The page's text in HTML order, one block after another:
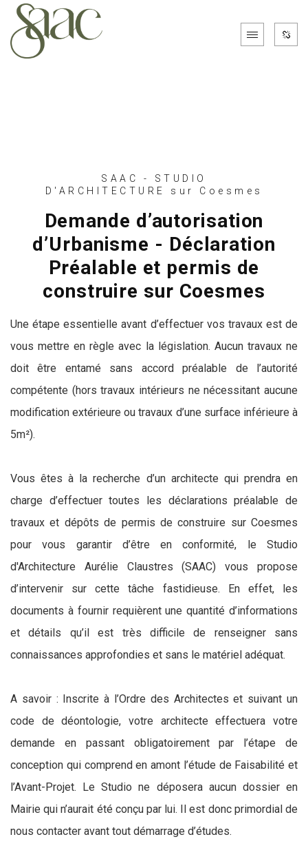
SAAC - STUDIO
D'ARCHITECTURE sur Coesmes
Demande d’autorisation
d’Urbanisme - Déclaration
Préalable et permis de
construire sur Coesmes
Une étape essentielle avant d’effectuer vos travaux est de
vous mettre en règle avec la législation. Aucun travaux ne
doit être entamé sans accord préalable de l’autorité
compétente (hors travaux intérieurs ne nécessitant aucune
modification extérieure ou travaux d’une surface inférieure à
5m²).
Vous êtes à la recherche d’un architecte qui prendra en
charge d’effectuer toutes les déclarations préalable de
travaux et dépôts de permis de construire sur Coesmes
pour vous garantir d’être en conformité, le Studio
d'Architecture Aurélie Claustres (SAAC) vous propose
d’intervenir sur cette tâche fastidieuse. En effet, les
documents à fournir requièrent une quantité d’informations
et détails qu’il est très difficile de renseigner sans
connaissances approfondies et sans le matériel adéquat.
A savoir : Inscrite à l’Ordre des Architectes et suivant un
code de déontologie, votre architecte effectuera votre
demande en passant obligatoirement par l’étape de
conception qui comprend en amont l’étude de Faisabilité et
l’Avant-Projet. Le Studio ne déposera aucun dossier en
Mairie qui n’aurait été conçu par lui. Il est donc primordial de
nous contacter avant tout démarrage d’études.